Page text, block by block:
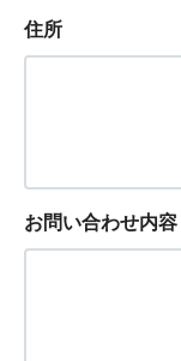
住所
お問い合わせ内容